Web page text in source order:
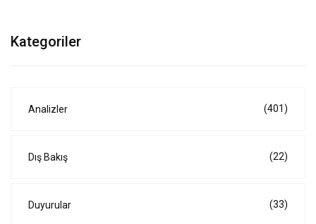
Kategoriler
Analizler (401)
Dış Bakış (22)
Duyurular (33)